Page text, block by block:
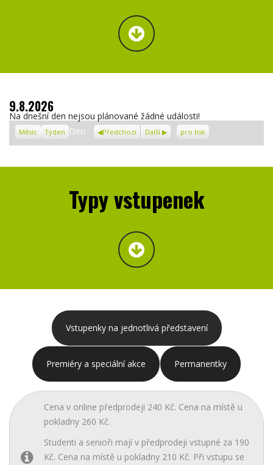
9.8.2026
Na dnešní den nejsou plánované žádné události!
Měsíc Týden Den Předchozí Další Zobrazení
pro tisk
Typy vstupenek
Vstupenky na jednotlivá představení
Premiéry a speciální akce Permanentky
Cena v online předprodeji 240 Kč. Cena na místě u
pokladny 260 Kč.
Studenti a senioři mají v předprodeji vstupné za 190
Kč. Cena na místě u pokladny 210 Kč. Při vstupu se